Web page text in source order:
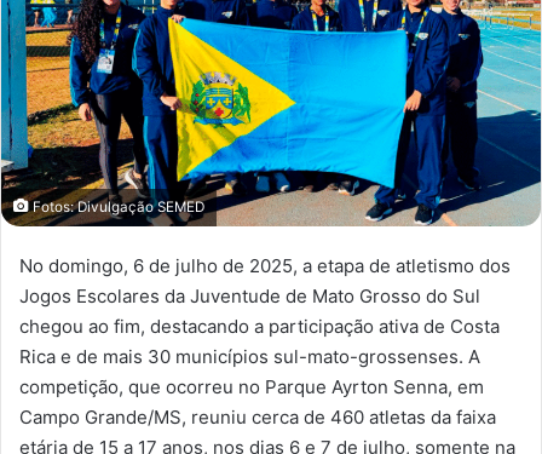
Fotos: Divulgação SEMED
No domingo, 6 de julho de 2025, a etapa de atletismo dos
Jogos Escolares da Juventude de Mato Grosso do Sul
chegou ao fim, destacando a participação ativa de Costa
Rica e de mais 30 municípios sul-mato-grossenses. A
competição, que ocorreu no Parque Ayrton Senna, em
Campo Grande/MS, reuniu cerca de 460 atletas da faixa
etária de 15 a 17 anos, nos dias 6 e 7 de julho, somente na